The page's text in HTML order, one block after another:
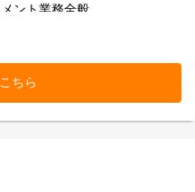
ント業務全般
ちら